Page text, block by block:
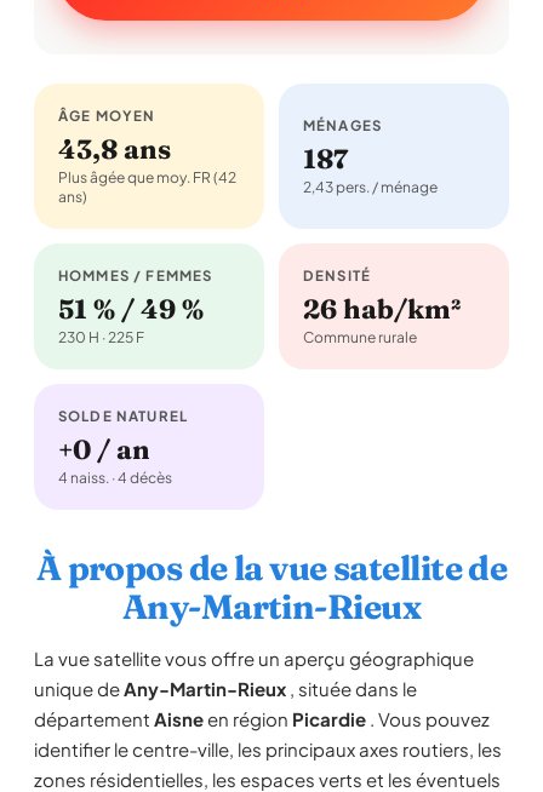
ÂGE MOYEN
43,8 ans
Plus âgée que moy. FR (42
ans)
MÉNAGES
187
2,43 pers. / ménage
HOMMES / FEMMES
51 % / 49 %
230 H · 225 F
DENSITÉ
26 hab/km²
Commune rurale
SOLDE NATUREL
+0 / an
4 naiss. · 4 décès
À propos de la vue satellite de
Any-Martin-Rieux
La vue satellite vous offre un aperçu géographique
unique deAny-Martin-Rieux , située dans le
département Aisneen région Picardie . Vous pouvez
identifier le centre-ville, les principaux axes routiers, les
zones résidentielles, les espaces verts et les éventuels